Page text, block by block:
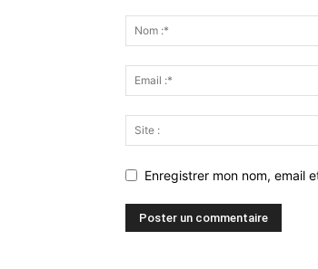
Enregistrer mon nom, email